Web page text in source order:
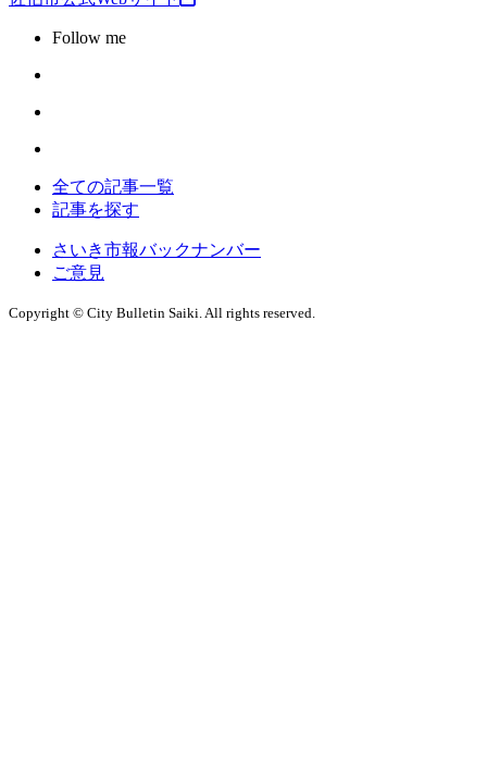
Follow me
全ての記事一覧
記事を探す
さいき市報バックナンバー
ご意見
Copyright © City Bulletin Saiki. All rights reserved.